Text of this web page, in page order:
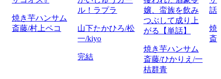
焼き芋ハンサム
斎藤/村上ペコ
ル！ラプラ
山下たかひろ/松
一/kiyo
完結
嬢、蛮族を飲み
つぶして成り上
がる【単話】
焼き芋ハンサム
斎藤/ひかりえ/一
桔群青
話
焼
斎